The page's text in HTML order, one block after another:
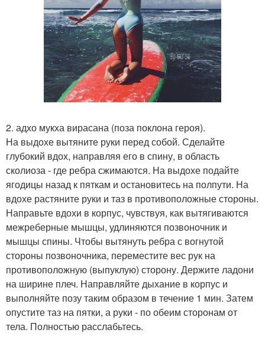
2. адхо мукха вирасана (поза поклона героя).
На выдохе вытяните руки перед собой. Сделайте
глубокий вдох, направляя его в спину, в область
сколиоза - где ребра сжимаются. На выдохе подайте
ягодицы назад к пяткам и остановитесь на полпути. На
вдохе растяните руки и таз в противоположные стороны.
Направьте вдохи в корпус, чувствуя, как вытягиваются
межреберные мышцы, удлиняются позвоночник и
мышцы спины. Чтобы вытянуть ребра с вогнутой
стороны позвоночника, переместите вес рук на
противоположную (выпуклую) сторону. Держите ладони
на ширине плеч. Направляйте дыхание в корпус и
выполняйте позу таким образом в течение 1 мин. Затем
опустите таз на пятки, а руки - по обеим сторонам от
тела. Полностью расслабьтесь.